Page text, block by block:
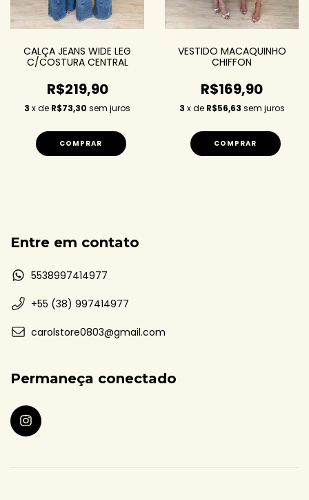
CALÇA JEANS WIDE LEG
C/COSTURA CENTRAL
R$219,90
3 x de R$73,30 sem juros
COMPRAR
VESTIDO MACAQUINHO
CHIFFON
R$169,90
3 x de R$56,63 sem juros
COMPRAR
Entre em contato
5538997414977
+55 (38) 997414977
carolstore0803@gmail.com
Permaneça conectado